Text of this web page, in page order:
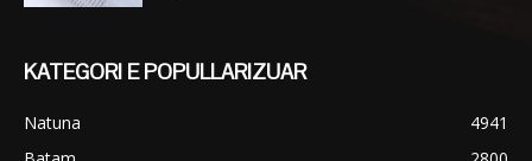
KATEGORI E POPULLARIZUAR
Natuna
4941